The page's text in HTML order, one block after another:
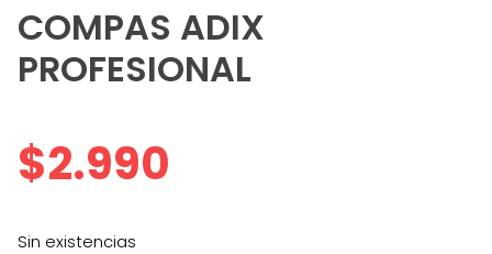
COMPAS ADIX
PROFESIONAL
$2.990
Sin existencias